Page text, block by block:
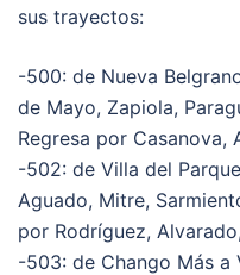
sus trayectos:
-500: de Nueva
de Mayo, Zapiola,
Regresa por Casanova,
-502: de Villa del
Aguado, Mitre,
por Rodríguez,
-503: de Chango Más a